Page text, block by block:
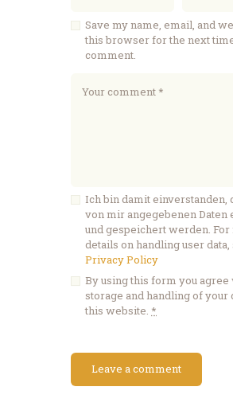
Save my name, email, and
this browser for the next
comment.
Ich bin damit einverstanden,
von mir angegebenen Daten
und gespeichert werden.
details on handling user data,
Privacy Policy
By using this form you agree
storage and handling of your
this website. *